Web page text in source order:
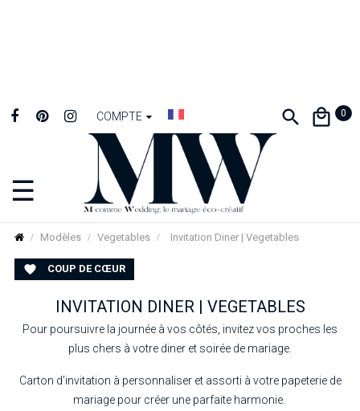
COMPTE 0
Basculer
la
navigation
☰
Modèles Vegetables Invitation Diner | Vegetables
 COUP DE CŒUR
INVITATION DINER | VEGETABLES
Pour poursuivre la journée à vos côtés, invitez vos proches les
plus chers à votre diner et soirée de mariage.
Carton d’invitation à personnaliser et assorti à votre papeterie de
mariage pour créer une parfaite harmonie.